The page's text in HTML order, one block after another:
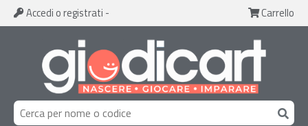
Accedi o registrati - Carrello